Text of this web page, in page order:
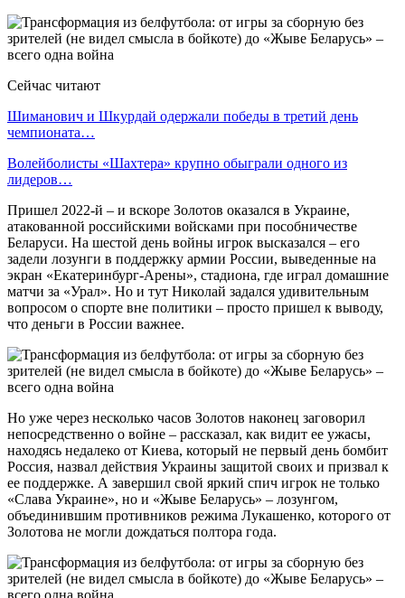
Сейчас читают
Шиманович и Шкурдай одержали победы в третий день
чемпионата…
Волейболисты «Шахтера» крупно обыграли одного из
лидеров…
Пришел 2022-й – и вскоре Золотов оказался в Украине,
атакованной российскими войсками при пособничестве
Беларуси. На шестой день войны игрок высказался – его
задели лозунги в поддержку армии России, выведенные на
экран «Екатеринбург-Арены», стадиона, где играл домашние
матчи за «Урал». Но и тут Николай задался удивительным
вопросом о спорте вне политики – просто пришел к выводу,
что деньги в России важнее.
Но уже через несколько часов Золотов наконец заговорил
непосредственно о войне – рассказал, как видит ее ужасы,
находясь недалеко от Киева, который не первый день бомбит
Россия, назвал действия Украины защитой своих и призвал к
ее поддержке. А завершил свой яркий спич игрок не только
«Слава Украине», но и «Жыве Беларусь» – лозунгом,
объединившим противников режима Лукашенко, которого от
Золотова не могли дождаться полтора года.